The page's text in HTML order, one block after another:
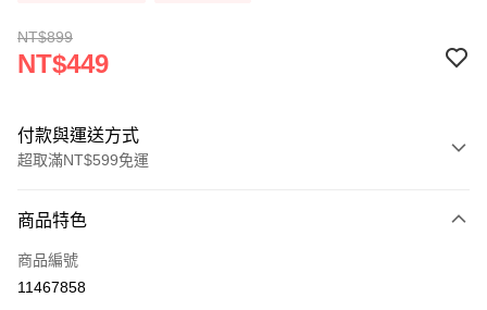
NT$899
NT$449
付款與運送方式
超取滿NT$599免運
信用卡一次付款
超商取貨付款
商品特色
商品編號
11467858